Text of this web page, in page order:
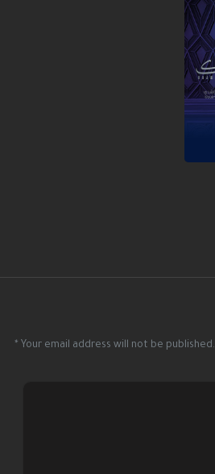
Your email address will not be published.
*